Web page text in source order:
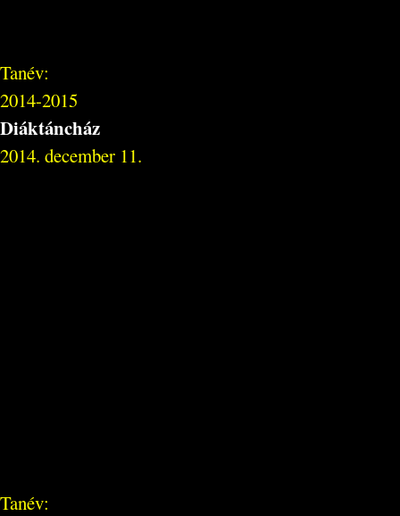
Tanév:
2014-2015
Diáktáncház
2014. december 11.
Tanév: